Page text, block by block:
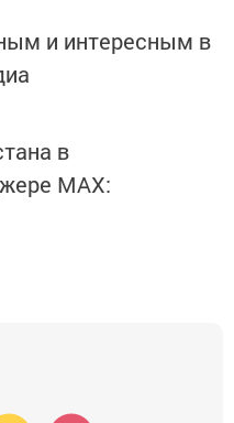
и интересным в
в
MАХ: